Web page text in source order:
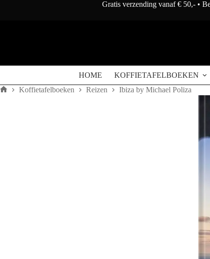
Gratis verzending vanaf € 50,- •
HOME KOFFIETAFELBOEKEN
Koffietafelboeken Reizen Ibiza by Michael Poliza